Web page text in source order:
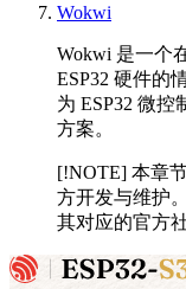
Wokwi
Wokwi 是一个
ESP32 硬件的
为 ESP32 微
方案。
[!NOTE] 本章
方开发与维护
其对应的官方